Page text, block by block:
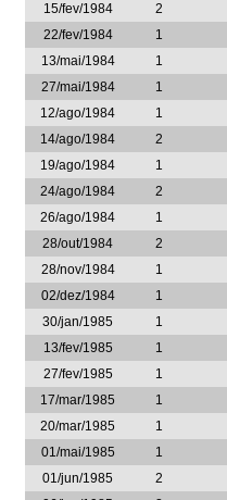
15/fev/1984
2
22/fev/1984
1
13/mai/1984
1
27/mai/1984
1
12/ago/1984
1
14/ago/1984
2
19/ago/1984
1
24/ago/1984
2
26/ago/1984
1
28/out/1984
2
28/nov/1984
1
02/dez/1984
1
30/jan/1985
1
13/fev/1985
1
27/fev/1985
1
17/mar/1985
1
20/mar/1985
1
01/mai/1985
1
01/jun/1985
2